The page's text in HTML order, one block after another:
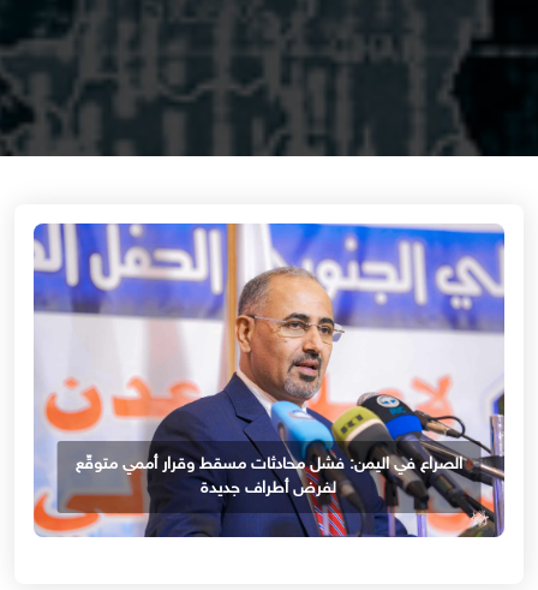
الصراع في اليمن: فشل محادثات مسقط وقرار أممي متوقّع
لفرض أطراف جديدة